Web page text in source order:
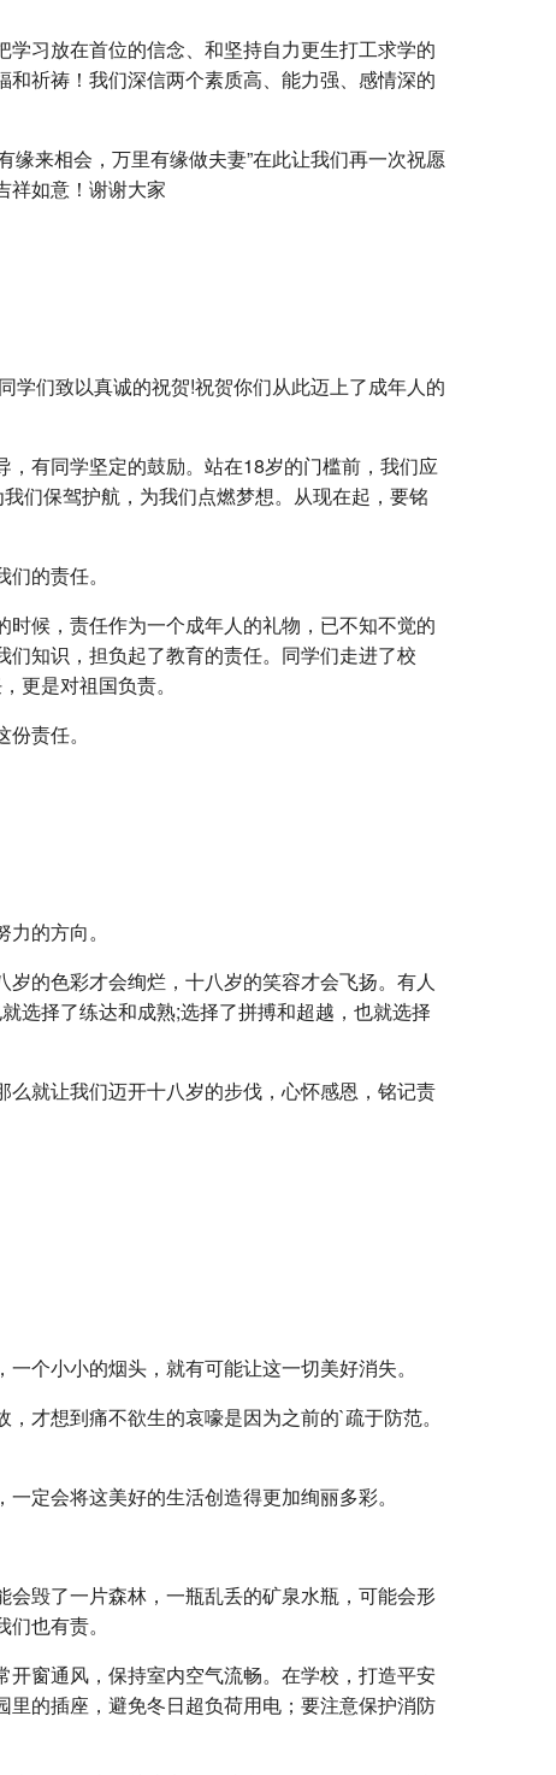
习放在首位的信念、和坚持自力更生打工求学的
祈祷！我们深信两个素质高、能力强、感情深的
缘来相会，万里有缘做夫妻”在此让我们再一次祝愿
祥如意！谢谢大家
学们致以真诚的祝贺!祝贺你们从此迈上了成年人的
有同学坚定的鼓励。站在18岁的门槛前，我们应
们保驾护航，为我们点燃梦想。从现在起，要铭
的责任。
候，责任作为一个成年人的礼物，已不知不觉的
知识，担负起了教育的责任。同学们走进了校
更是对祖国负责。
责任。
的方向。
的色彩才会绚烂，十八岁的笑容才会飞扬。有人
选择了练达和成熟;选择了拼搏和超越，也就选择
就让我们迈开十八岁的步伐，心怀感恩，铭记责
个小小的烟头，就有可能让这一切美好消失。
才想到痛不欲生的哀嚎是因为之前的`疏于防范。
定会将这美好的生活创造得更加绚丽多彩。
毁了一片森林，一瓶乱丢的矿泉水瓶，可能会形
也有责。
窗通风，保持室内空气流畅。在学校，打造平安
的插座，避免冬日超负荷用电；要注意保护消防